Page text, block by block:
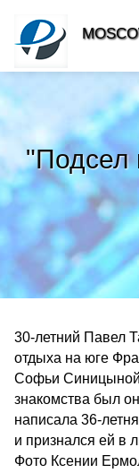
"Подсел
30-летний Павел
отдыха на юге
Софьи Синицыной,
знакомства был
написала 36-
и признался ей в
Фото Ксении